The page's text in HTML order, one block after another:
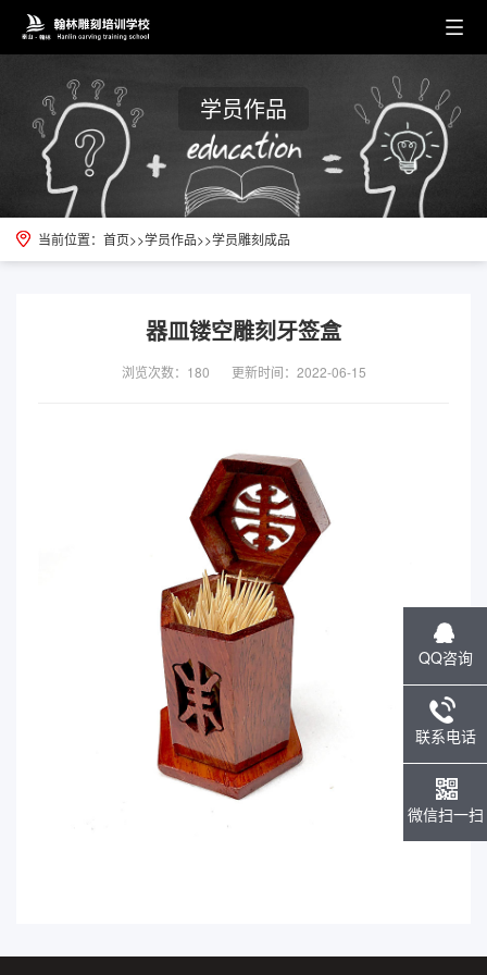
学员作品
当前位置： 首页>>学员作品>>学员雕刻成品
器皿镂空雕刻牙签盒
浏览次数：180 更新时间：2022-06-15
QQ咨询
联系电话
微信扫一扫